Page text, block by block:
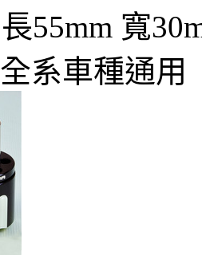
長55mm 寬
全系車種通用